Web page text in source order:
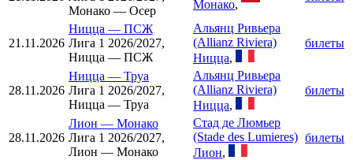
Монако — Осер
Монако,
21.11.2026
Ницца — ПСЖ
Лига 1 2026/2027,
Ницца — ПСЖ
Альянц Ривьера
(Allianz Riviera)
Ницца,
билеты
28.11.2026
Ницца — Труа
Лига 1 2026/2027,
Ницца — Труа
Альянц Ривьера
(Allianz Riviera)
Ницца,
билеты
28.11.2026
Лион — Монако
Лига 1 2026/2027,
Лион — Монако
Стад де Люмьер
(Stade des Lumieres)
Лион,
билеты